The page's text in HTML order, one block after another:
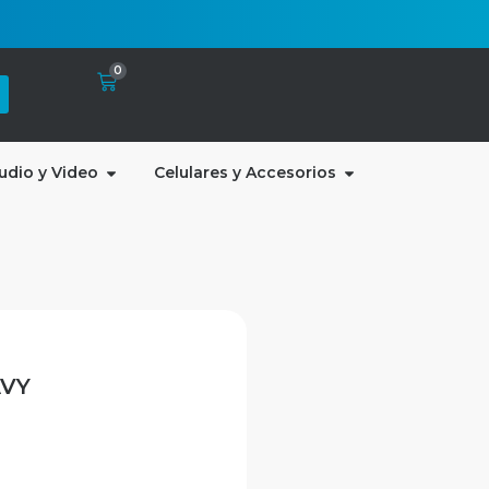
0
y Video Celulares y Accesorios